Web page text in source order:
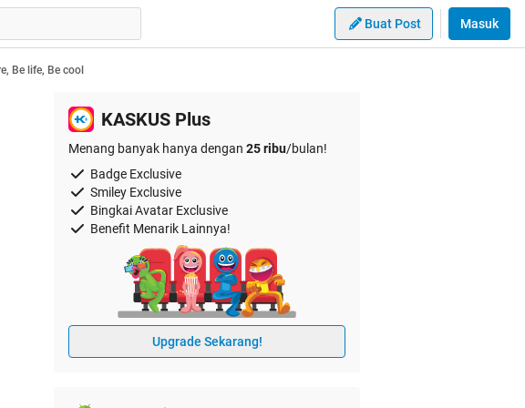
Buat Post Masuk
Be life, Be cool
KASKUS Plus
Menang banyak hanya dengan 25 ribu/bulan!
Badge Exclusive
Smiley Exclusive
Bingkai Avatar Exclusive
Benefit Menarik Lainnya!
Upgrade Sekarang!